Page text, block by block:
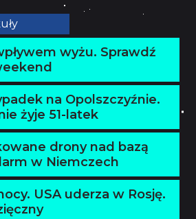
wyżu. Sprawdź
na Opolszczyźnie.
żyje 51-latek
drony nad bazą
w Niemczech
USA uderza w Rosję.